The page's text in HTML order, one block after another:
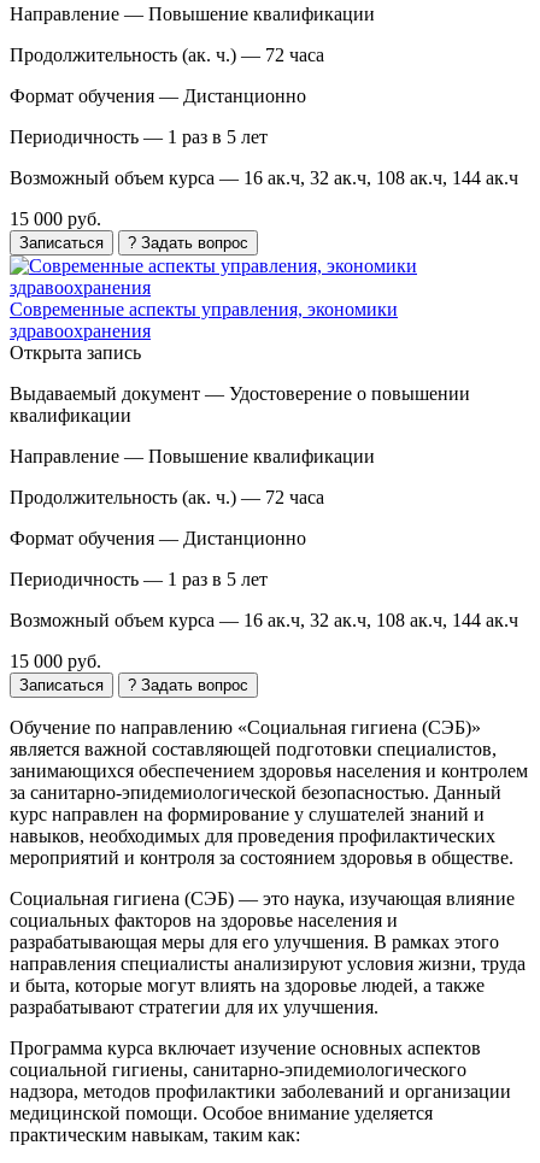
Направление — Повышение квалификации
Продолжительность (ак. ч.) — 72 часа
Формат обучения — Дистанционно
Периодичность — 1 раз в 5 лет
Возможный объем курса — 16 ак.ч, 32 ак.ч, 108 ак.ч, 144 ак.ч
15 000 руб.
Записаться ? Задать вопрос
Современные аспекты управления, экономики
здравоохранения
Открыта запись
Выдаваемый документ — Удостоверение о повышении
квалификации
Направление — Повышение квалификации
Продолжительность (ак. ч.) — 72 часа
Формат обучения — Дистанционно
Периодичность — 1 раз в 5 лет
Возможный объем курса — 16 ак.ч, 32 ак.ч, 108 ак.ч, 144 ак.ч
15 000 руб.
Записаться ? Задать вопрос
Обучение по направлению «Социальная гигиена (СЭБ)»
является важной составляющей подготовки специалистов,
занимающихся обеспечением здоровья населения и контролем
за санитарно-эпидемиологической безопасностью. Данный
курс направлен на формирование у слушателей знаний и
навыков, необходимых для проведения профилактических
мероприятий и контроля за состоянием здоровья в обществе.
Социальная гигиена (СЭБ) — это наука, изучающая влияние
социальных факторов на здоровье населения и
разрабатывающая меры для его улучшения. В рамках этого
направления специалисты анализируют условия жизни, труда
и быта, которые могут влиять на здоровье людей, а также
разрабатывают стратегии для их улучшения.
Программа курса включает изучение основных аспектов
социальной гигиены, санитарно-эпидемиологического
надзора, методов профилактики заболеваний и организации
медицинской помощи. Особое внимание уделяется
практическим навыкам, таким как: